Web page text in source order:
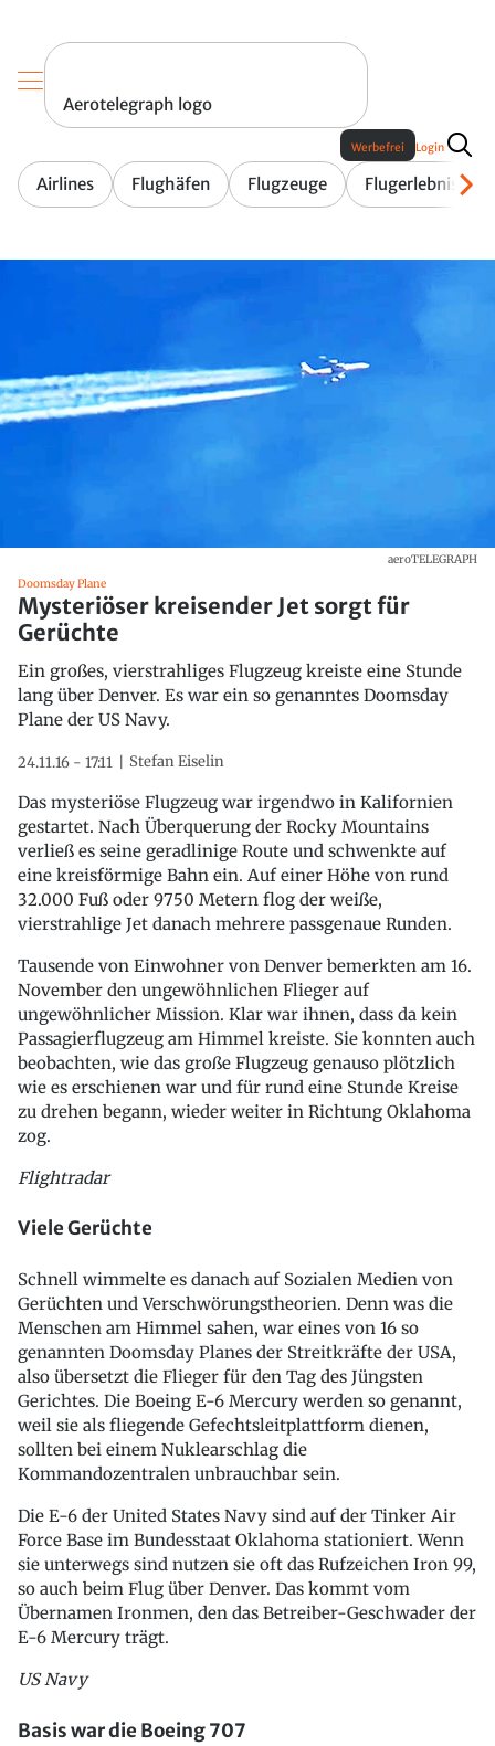
Aerotelegraph logo
Airlines Flughäfen Flugzeuge Flugerlebnis
Werbefrei Login
aeroTELEGRAPH
Doomsday Plane
Mysteriöser kreisender Jet sorgt für
Gerüchte
Ein großes, vierstrahliges Flugzeug kreiste eine Stunde
lang über Denver. Es war ein so genanntes Doomsday
Plane der US Navy.
24.11.16 - 17:11 Stefan Eiselin
Das mysteriöse Flugzeug war irgendwo in Kalifornien
gestartet. Nach Überquerung der Rocky Mountains
verließ es seine geradlinige Route und schwenkte auf
eine kreisförmige Bahn ein. Auf einer Höhe von rund
32.000 Fuß oder 9750 Metern flog der weiße,
vierstrahlige Jet danach mehrere passgenaue Runden.
Tausende von Einwohner von Denver bemerkten am 16.
November den ungewöhnlichen Flieger auf
ungewöhnlicher Mission. Klar war ihnen, dass da kein
Passagierflugzeug am Himmel kreiste. Sie konnten auch
beobachten, wie das große Flugzeug genauso plötzlich
wie es erschienen war und für rund eine Stunde Kreise
zu drehen begann, wieder weiter in Richtung Oklahoma
zog.
Flightradar
Viele Gerüchte
Schnell wimmelte es danach auf Sozialen Medien von
Gerüchten und Verschwörungstheorien. Denn was die
Menschen am Himmel sahen, war eines von 16 so
genannten Doomsday Planes der Streitkräfte der USA,
also übersetzt die Flieger für den Tag des Jüngsten
Gerichtes. Die Boeing E-6 Mercury werden so genannt,
weil sie als fliegende Gefechtsleitplattform dienen,
sollten bei einem Nuklearschlag die
Kommandozentralen unbrauchbar sein.
Die E-6 der United States Navy sind auf der Tinker Air
Force Base im Bundesstaat Oklahoma stationiert. Wenn
sie unterwegs sind nutzen sie oft das Rufzeichen Iron 99,
so auch beim Flug über Denver. Das kommt vom
Übernamen Ironmen, den das Betreiber-Geschwader der
E-6 Mercury trägt.
US Navy
Basis war die Boeing 707